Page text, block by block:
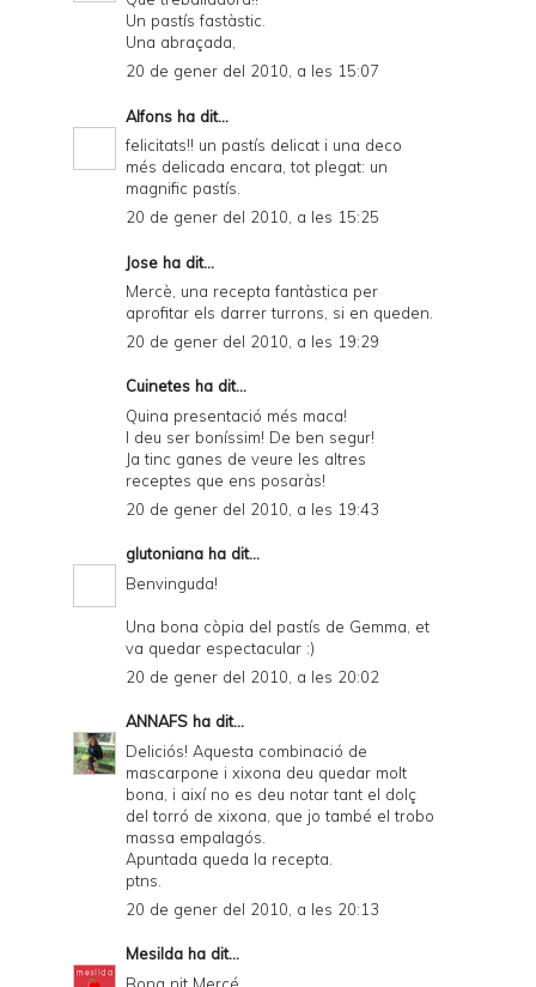
Un pastís fastàstic.
Una abraçada,
20 de gener del 2010, a les 15:07
Alfons ha dit...
felicitats!! un pastís delicat i una deco
més delicada encara, tot plegat: un
magnific pastís.
20 de gener del 2010, a les 15:25
Jose ha dit...
Mercè, una recepta fantàstica per
aprofitar els darrer turrons, si en queden.
20 de gener del 2010, a les 19:29
Cuinetes ha dit...
Quina presentació més maca!
I deu ser boníssim! De ben segur!
Ja tinc ganes de veure les altres
receptes que ens posaràs!
20 de gener del 2010, a les 19:43
glutoniana ha dit...
Benvinguda!
Una bona còpia del pastís de Gemma, et
va quedar espectacular :)
20 de gener del 2010, a les 20:02
ANNAFS ha dit...
Deliciós! Aquesta combinació de
mascarpone i xixona deu quedar molt
bona, i així no es deu notar tant el dolç
del torró de xixona, que jo també el trobo
massa empalagós.
Apuntada queda la recepta.
ptns.
20 de gener del 2010, a les 20:13
Mesilda ha dit...
Bona nit Mercé.